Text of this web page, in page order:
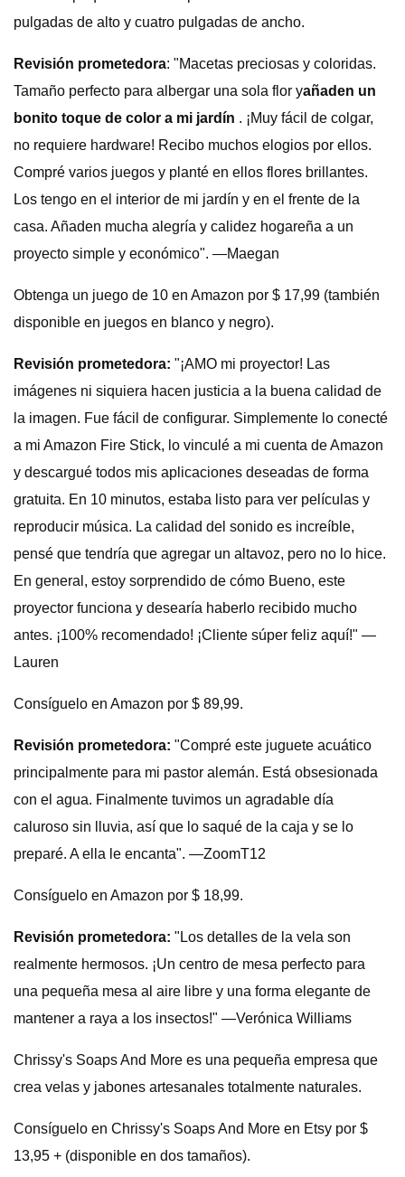
pulgadas de alto y cuatro pulgadas de ancho.
Revisión prometedora: "Macetas preciosas y coloridas.
Tamaño perfecto para albergar una sola flor yañaden un
bonito toque de color a mi jardín . ¡Muy fácil de colgar,
no requiere hardware! Recibo muchos elogios por ellos.
Compré varios juegos y planté en ellos flores brillantes.
Los tengo en el interior de mi jardín y en el frente de la
casa. Añaden mucha alegría y calidez hogareña a un
proyecto simple y económico". —Maegan
Obtenga un juego de 10 en Amazon por $ 17,99 (también
disponible en juegos en blanco y negro).
Revisión prometedora: "¡AMO mi proyector! Las
imágenes ni siquiera hacen justicia a la buena calidad de
la imagen. Fue fácil de configurar. Simplemente lo conecté
a mi Amazon Fire Stick, lo vinculé a mi cuenta de Amazon
y descargué todos mis aplicaciones deseadas de forma
gratuita. En 10 minutos, estaba listo para ver películas y
reproducir música. La calidad del sonido es increíble,
pensé que tendría que agregar un altavoz, pero no lo hice.
En general, estoy sorprendido de cómo Bueno, este
proyector funciona y desearía haberlo recibido mucho
antes. ¡100% recomendado! ¡Cliente súper feliz aquí!" —
Lauren
Consíguelo en Amazon por $ 89,99.
Revisión prometedora: "Compré este juguete acuático
principalmente para mi pastor alemán. Está obsesionada
con el agua. Finalmente tuvimos un agradable día
caluroso sin lluvia, así que lo saqué de la caja y se lo
preparé. A ella le encanta". —ZoomT12
Consíguelo en Amazon por $ 18,99.
Revisión prometedora: "Los detalles de la vela son
realmente hermosos. ¡Un centro de mesa perfecto para
una pequeña mesa al aire libre y una forma elegante de
mantener a raya a los insectos!" —Verónica Williams
Chrissy's Soaps And More es una pequeña empresa que
crea velas y jabones artesanales totalmente naturales.
Consíguelo en Chrissy's Soaps And More en Etsy por $
13,95 + (disponible en dos tamaños).